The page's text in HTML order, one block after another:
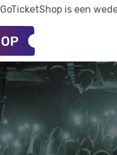
GoTicketShop is een